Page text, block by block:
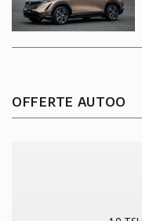
OFFERTE AUTOO